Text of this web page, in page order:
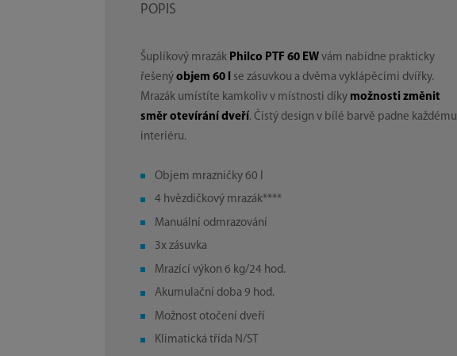
POPIS
Šuplíkový mrazák Philco PTF 60 EW vám nabídne prakticky
řešenýobjem 60 l
se zásuvkou a dvěma vyklápěcími dvířky.
Mrazák umístíte kamkoliv v místnosti díky možnosti změnit
směr otevírání dveří. Čistý design v bílé barvě padne každému
interiéru.
Objem mrazničky 60 l
4 hvězdičkový mrazák****
Manuální odmrazování
3x zásuvka
Mrazící výkon 6 kg/24 hod.
Akumulační doba 9 hod.
Možnost otočení dveří
Klimatická třída N/ST